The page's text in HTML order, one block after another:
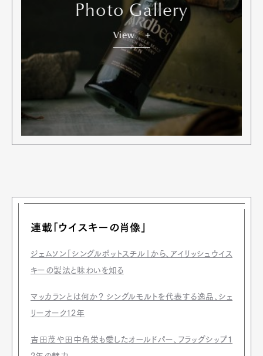
Photo Gallery
View
連載「ウイスキーの肖像」
ジェムソン「シングルポットスチル」から、アイリッシュウイス
キーの製法と味わいを知る
マッカランとは何か？ シングルモルトを代表する逸品、シェ
リーオーク12年
吉田茂や田中角栄も愛したオールドパー、フラッグシップ1